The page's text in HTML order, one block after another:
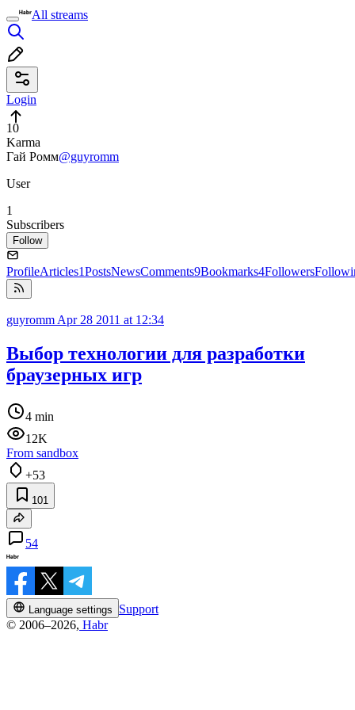
All streams
Login
10
Karma
Гай Ромм@guyromm
User
1
Subscribers
Follow
ProfileArticles1PostsNewsComments9Bookmarks4Followers
guyromm Apr 28 2011 at 12:34
Выбор технологии для разработки
браузерных игр
4 min
12K
From sandbox
+53
101
54
Language settings
Support
© 2006–2026, Habr